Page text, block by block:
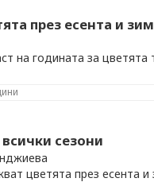
през есента и
на годината за цветята
сезони
цветята през есента и